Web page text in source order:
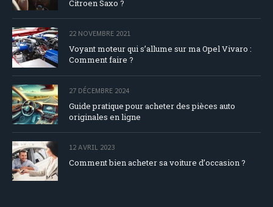
Citroen Saxo ?
22 NOVEMBRE 2021
Voyant moteur qui s’allume sur ma Opel Vivaro :
Comment faire ?
27 DÉCEMBRE 2024
Guide pratique pour acheter des pièces auto
originales en ligne
12 AVRIL 2023
Comment bien acheter sa voiture d’occasion ?